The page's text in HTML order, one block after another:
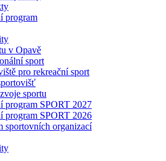
program
v Opavě
sport
pro rekreační sport
sportu
program SPORT 2027
program SPORT 2026
sportovních organizací